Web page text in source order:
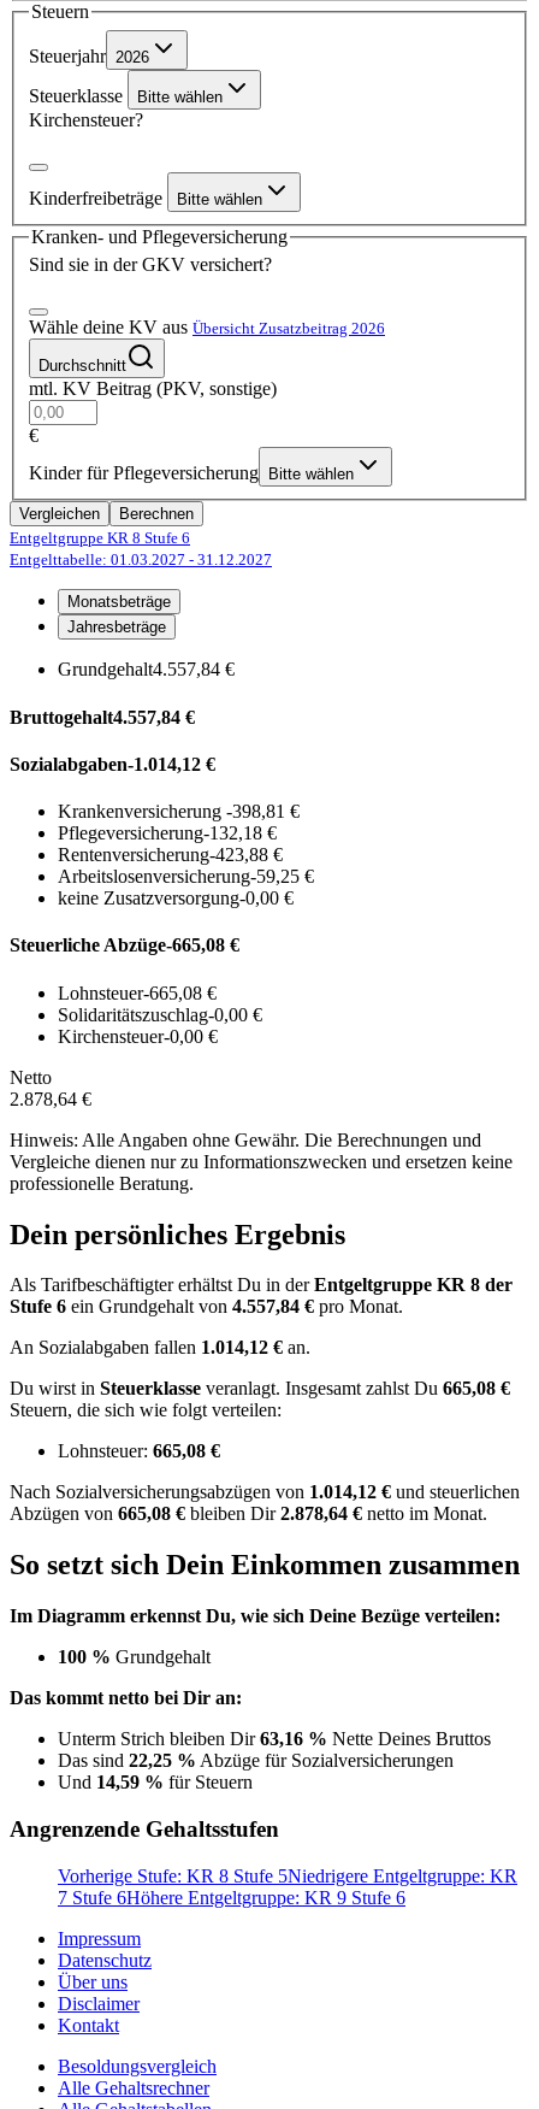
Steuern
Steuerjahr 2026
Steuerklasse Bitte wählen
Kirchensteuer?
Kinderfreibeträge Bitte wählen
Kranken- und Pflegeversicherung
Sind sie in der GKV versichert?
Wähle deine KV aus Übersicht Zusatzbeitrag 2026
Durchschnitt
mtl. KV Beitrag (PKV, sonstige)
€
Kinder für Pflegeversicherung
Bitte wählen
Vergleichen
Berechnen
Entgeltgruppe KR 8 Stufe 6
Entgelttabelle: 01.03.2027 - 31.12.2027
Monatsbeträge
Jahresbeträge
Grundgehalt4.557,84 €
Bruttogehalt4.557,84 €
Sozialabgaben-1.014,12 €
Krankenversicherung -398,81 €
Pflegeversicherung-132,18 €
Rentenversicherung-423,88 €
Arbeitslosenversicherung-59,25 €
keine Zusatzversorgung-0,00 €
Steuerliche Abzüge-665,08 €
Lohnsteuer-665,08 €
Solidaritätszuschlag-0,00 €
Kirchensteuer-0,00 €
Netto
2.878,64 €
Hinweis: Alle Angaben ohne Gewähr. Die Berechnungen und
Vergleiche dienen nur zu Informationszwecken und ersetzen keine
professionelle Beratung.
Dein persönliches Ergebnis
Als Tarifbeschäftigter erhältst Du in derEntgeltgruppe KR 8 der
Stufe 6 ein Grundgehalt von 4.557,84 € pro Monat.
An Sozialabgaben fallen 1.014,12 € an.
Du wirst in Steuerklasse veranlagt. Insgesamt zahlst Du 665,08 €
Steuern, die sich wie folgt verteilen:
Lohnsteuer: 665,08 €
Nach Sozialversicherungsabzügen von 1.014,12 € und steuerlichen
Abzügen von 665,08 € bleiben Dir2.878,64 € netto im Monat.
So setzt sich Dein Einkommen zusammen
Im Diagramm erkennst Du, wie sich Deine Bezüge verteilen:
100 % Grundgehalt
Das kommt netto bei Dir an:
Unterm Strich bleiben Dir63,16 % Nette Deines Bruttos
Das sind 22,25 % Abzüge für Sozialversicherungen
Und 14,59 % für Steuern
Angrenzende Gehaltsstufen
Vorherige Stufe: KR 8 Stufe 5Niedrigere Entgeltgruppe: KR
7 Stufe 6Höhere Entgeltgruppe: KR 9 Stufe 6
Impressum
Datenschutz
Über uns
Disclaimer
Kontakt
Besoldungsvergleich
Alle Gehaltsrechner